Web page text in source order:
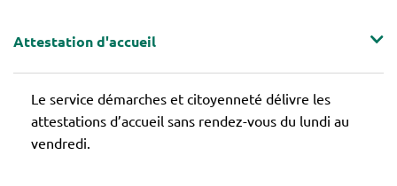
Attestation d'accueil
Le service démarches et citoyenneté délivre les
attestations d’accueil sans rendez-vous du lundi au
vendredi.